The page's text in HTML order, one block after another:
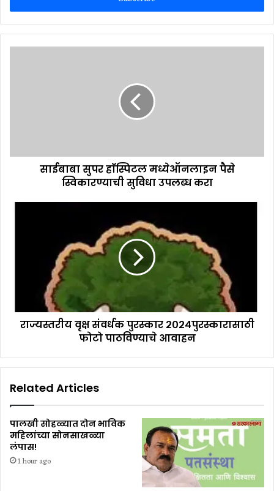
साईबाबा सुपर हाॅस्पिटल मध्येऑनलाइन पैसे
स्विकारण्याची सुविधा उपलब्ध करा
राज्यस्तरीय वृक्ष संवर्धक पुरस्कार २०२४पुरस्कारासाठी
फोटो पाठविण्याचे आवाहन
Related Articles
पालखी सोहळ्यात दोन भाविक
महिलांच्या सोनसाखळ्या
लंपास!
1 hour ago